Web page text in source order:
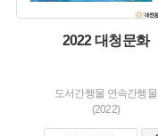
2022 대청문화
도서간행물 연속간행물
(2022)